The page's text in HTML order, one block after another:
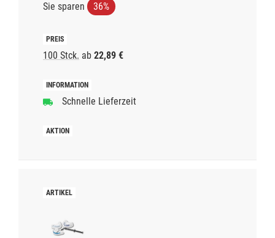
Sie sparen 36%
100 Stck. ab 22,89 €
Schnelle Lieferzeit